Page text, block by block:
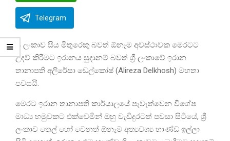
Telegram
ශ්‍රී ලංකාව සිය මිතුරෙකු බවත් ඕනෑම අවස්ථාවක මෙරටට
උදව් කිරීමට ඉරානය සුදානම් බවත් ශ්‍රී ලංකාවේ ඉරාන
තානාපති අලිරේසා ඩෙල්කෝෂ් (Alireza Delkhosh) මහතා
පවසයි.
මෙරට ඉරාන තානාපති කාර්යාලයේ පැවැත්වෙන විශේෂ
මාධ්‍ය හමුවකට එක්වෙමින් ඔහු වැඩිදුරටත් පවසා සිටියේ, ශ්‍රී
ලංකාව තෙල් හෝ වෙනත් ඕනෑම අත්‍යවශ්‍ය භාණ්ඩ ඉල්ලා